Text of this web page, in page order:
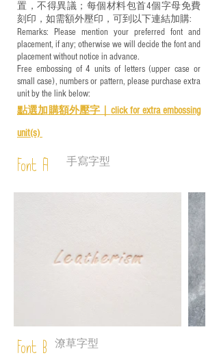
置，不得異議；每個材料包首4個字母免費
刻印，如需額外壓印，可到以下連結加購:
Remarks: Please mention your preferred font and
placement, if any; otherwise we will decide the font and
placement without notice in advance.
Free embossing of 4 units of letters (upper case or
small case), numbers or pattern, please purchase extra
unit by the link below:
點選加購額外壓字｜ click for extra embossing
unit(s)
Font A 手寫字型
Font B 潦草字型